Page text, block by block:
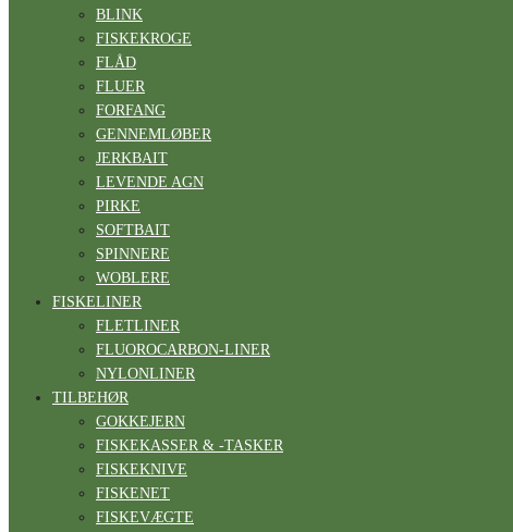
BLINK
FISKEKROGE
FLÅD
FLUER
FORFANG
GENNEMLØBER
JERKBAIT
LEVENDE AGN
PIRKE
SOFTBAIT
SPINNERE
WOBLERE
FISKELINER
FLETLINER
FLUOROCARBON-LINER
NYLONLINER
TILBEHØR
GOKKEJERN
FISKEKASSER & -TASKER
FISKEKNIVE
FISKENET
FISKEVÆGTE